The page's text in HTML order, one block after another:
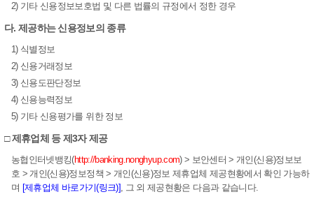
2) 기타 신용정보보호법 및 다른 법률의 규정에서 정한 경우
다. 제공하는 신용정보의 종류
1) 식별정보
2) 신용거래정보
3) 신용도판단정보
4) 신용능력정보
5) 기타 신용평가를 위한 정보
□ 제휴업체 등 제3자 제공
농협인터넷뱅킹(http://banking.nonghyup.com) > 보안센터 > 개인(신용)정보보
호 > 개인(신용)정보정책 > 개인(신용)정보 제휴업체 제공현황에서 확인 가능하
며 [제휴업체 바로가기(링크)], 그 외 제공현황은 다음과 같습니다.